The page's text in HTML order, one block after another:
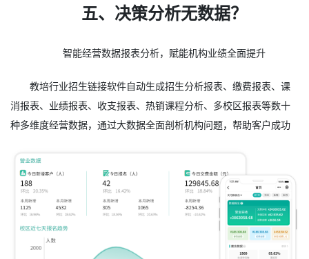
五、决策分析无数据？
智能经营数据报表分析，赋能机构业绩全面提升
教培行业招生链接软件自动生成招生分析报表、缴费报表、课
消报表、业绩报表、收支报表、热销课程分析、多校区报表等数十
种多维度经营数据，通过大数据全面剖析机构问题，帮助客户成功